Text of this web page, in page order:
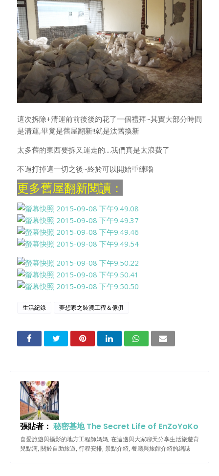
這次拆除+清運前前後後約花了一個禮拜~其實大部分時間
是清運,畢竟是舊屋翻新!!就是汰舊換新
太多舊的東西要拆又運走的....我們真是太浪費了
不過打掉這一切之後~終於可以開始重練嚕
更多舊屋翻新閱讀：
生活紀錄 夢想家之裝潢工程＆傢俱
張貼者： 秘密基地 The Secret Life of EnZoYoKo
喜愛旅遊與攝影的地方工程師媽媽, 在這邊與大家聊天分享生活旅遊育
兒點滴, 關於自助旅遊, 行程安排, 景點介紹, 餐廳與旅館介紹的網誌